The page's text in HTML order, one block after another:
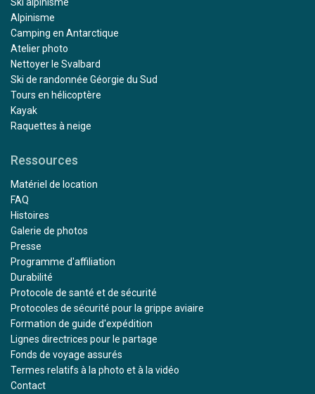
Alpinisme
Camping en Antarctique
Atelier photo
Nettoyer le Svalbard
Ski de randonnée Géorgie du Sud
Tours en hélicoptère
Kayak
Raquettes à neige
Ressources
Matériel de location
FAQ
Histoires
Galerie de photos
Presse
Programme d'affiliation
Durabilité
Protocole de santé et de sécurité
Protocoles de sécurité pour la grippe aviaire
Formation de guide d'expédition
Lignes directrices pour le partage
Fonds de voyage assurés
Termes relatifs à la photo et à la vidéo
Contact